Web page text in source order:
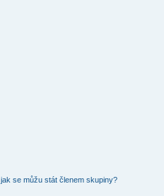
se můžu stát členem skupiny?